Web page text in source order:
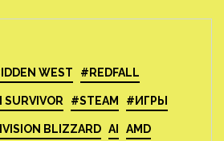
WEST #REDFALL
SURVIVOR #STEAM #ИГРЫ
BLIZZARD AI AMD